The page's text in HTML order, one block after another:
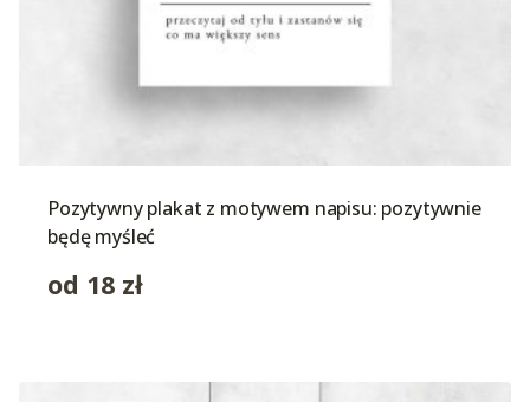
Pozytywny plakat z motywem napisu: pozytywnie
będę myśleć
od 18 zł